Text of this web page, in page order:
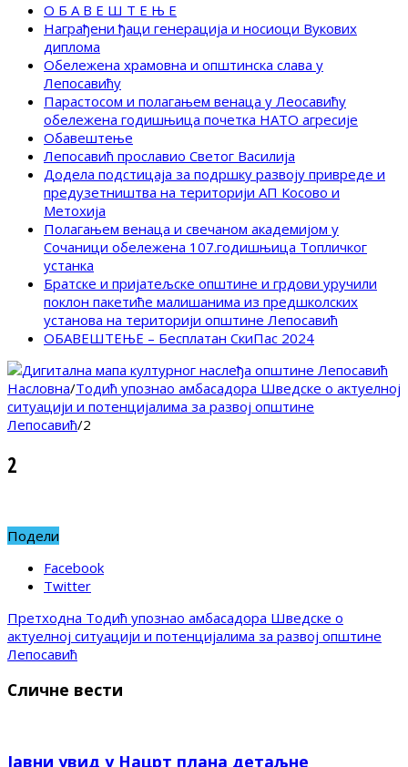
О Б А В Е Ш Т Е Њ Е
Награђени ђаци генерација и носиоци Вукових
диплома
Обележена храмовна и општинска слава у
Лепосавићу
Парастосом и полагањем венаца у Леосавићу
обележена годишњица почетка НАТО агресије
Обавештење
Лепосавић прославио Светог Василија
Додела подстицаја за подршку развоју привреде и
предузетништва на територији АП Косово и
Метохија
Полагањем венаца и свечаном академијом у
Сочаници обележена 107.годишњица Топличког
устанка
Братске и пријатељске општине и грдови уручили
поклон пакетиће малишанима из предшколских
установа на територији општине Лепосавић
ОБАВЕШТЕЊЕ – Бесплатан СкиПас 2024
Насловна/Тодић упознао амбасадора Шведске о актуелној
ситуацији и потенцијалима за развој општине
Лепосавић/2
2
Подели
Facebook
Twitter
Претходна Тодић упознао амбасадора Шведске о
актуелној ситуацији и потенцијалима за развој општине
Лепосавић
Сличне вести
Јавни увид у Нацрт плана детаљне